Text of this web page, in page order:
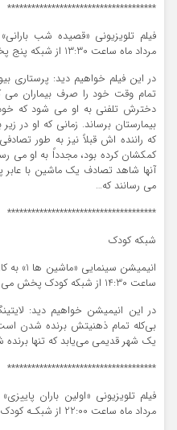
*************************************
مرداد ماه ساعت 13:30 از شبکه پنج پخش می شود.
تمام وقت خود را صرف بیماران
دخترش تلفنی به او می شود که
بیمارستان برساند. زمانی که او در
که راننده اش قبلاً نیز به طور
کمکشان کرده بود، مجدداً به او می
آنها شاهد تصادف یک ماشین با عابر
می رسانند که…
*************************************
شبکه کودک
ساعت 14:30 از شبکه کودک پخش می شود.
در این انیمیشن خواهیم دید:
بی‌کله تمام ذهنیتش برنده شدن
یک شهر قدیمی می‌یابد که تنها
*************************************
مرداد ماه ساعت 22:00 از شبکـه کودک پخش خواهد شد.